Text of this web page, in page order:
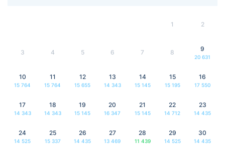
1 2
3 4 5 6 7 8 9
20 631
10
15 764
11
15 764
12
15 655
13
14 343
14
15 145
15
15 195
16
17 550
17
14 343
18
14 343
19
15 145
20
16 347
21
15 145
22
14 712
23
14 435
24
14 525
25
15 337
26
14 435
27
13 469
28
11 439
29
14 525
30
14 435